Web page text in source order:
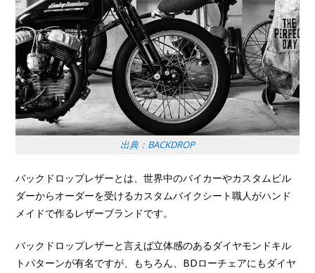
出典：BACKDROP
バックドロップレザーとは、世界中のバイカーやカスタムビル
ダーからオーダーを受けるカスタムバイクシート職人がハンド
メイドで作るレザーブランドです。
バックドロップレザーと言えば立体感のあるダイヤモンドキル
トパターンが有名ですが、もちろん、BDローチェアにもダイヤ